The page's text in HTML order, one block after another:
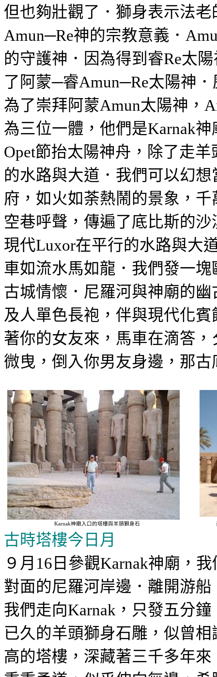
但也夠壯觀了．獅身表示法
Amun─Re神的宗教意義．
的守護神．因為得到睿Re太
了阿蒙─睿Amun─Re太陽神
為了崇拜阿蒙Amun太陽神，
為三位一體，他們是Karnak神
Opet節抬太陽神舟，除了走
的水路與大道．我們可以幻
府，如火如荼熱鬧的景象，
空巷呼聲，傳遍了底比斯的
現代Luxor在平行的水路與大
車如流水馬如龍．我們發一
古城情懷．尼羅河與神廟的
及人單色長袍，伴與現代化
著你的女友來，馬車在滴答
微曳，倒入你男友身邊，那
Karnak神廟 入口的塔樓與羊頭獅身石
古時塔樓今日月
９月 16日參觀Karnak神廟，
對面的尼羅河岸邊．離開游
我們走向Karnak ，只發五分
已久的羊頭獅身石雕，似曾
高的塔樓，深藏著三千多年